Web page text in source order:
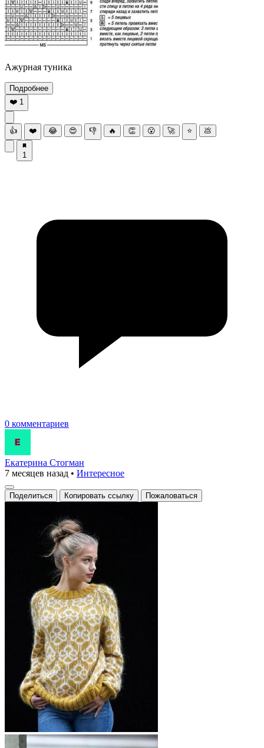
Ажурная туника
Подробнее
❤️ 1
👍 ❤️ 😂 😍 👎 🔥 👏 😮 🚀 ⭐ 💩
1
0 комментариев
Екатерина Стогман
7 месяцев назад • Интересное
Поделиться Копировать ссылку Пожаловаться